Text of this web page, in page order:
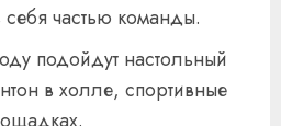
частью команды.
подойдут настольный
в холле, спортивные